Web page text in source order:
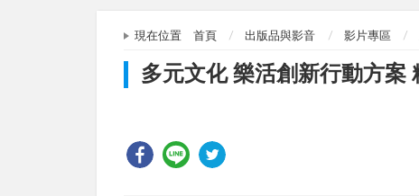
現在位置 首頁 出版品與影音 影片專區
多元文化 樂活創新行動方案